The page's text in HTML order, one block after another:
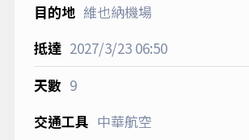
維也納機場
2027/3/2306:50
9
中華航空